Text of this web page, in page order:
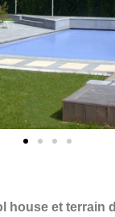
house et terrain